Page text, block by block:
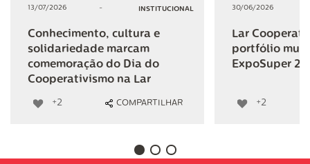
13/07/2026 - INSTITUCIONAL
Conhecimento, cultura e
solidariedade marcam
comemoração do Dia do
Cooperativismo na Lar
+2 COMPARTILHAR
30/06/2026
Lar
portfólio
ExpoSuper
+2